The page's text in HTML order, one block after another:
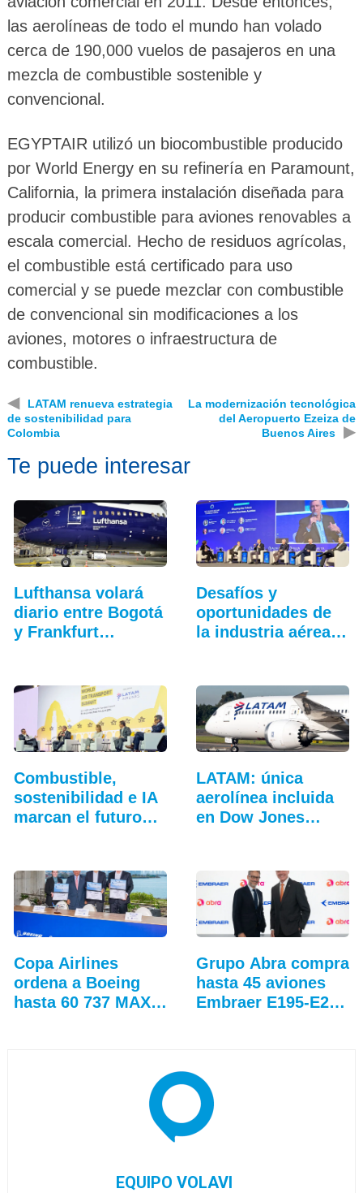
las aerolíneas de todo el mundo han volado
cerca de 190,000 vuelos de pasajeros en una
mezcla de combustible sostenible y
convencional.
EGYPTAIR utilizó un biocombustible producido
por World Energy en su refinería en Paramount,
California, la primera instalación diseñada para
producir combustible para aviones renovables a
escala comercial. Hecho de residuos agrícolas,
el combustible está certificado para uso
comercial y se puede mezclar con combustible
de convencional sin modificaciones a los
aviones, motores o infraestructura de
combustible.
◀
LATAM renueva estrategia
de sostenibilidad para
Colombia
La modernización tecnológica
del Aeropuerto Ezeiza de
Buenos Aires
▶
Te puede interesar
Lufthansa volará
diario entre Bogotá
y Frankfurt…
Desafíos y
oportunidades de
la industria aérea
Combustible,
sostenibilidad e IA
marcan el futuro
LATAM: única
aerolínea incluida
en Dow Jones…
Copa Airlines
ordena a Boeing
hasta 60 737 MAX
Grupo Abra compra
hasta 45 aviones
Embraer E195-E2…
EQUIPO VOLAVI